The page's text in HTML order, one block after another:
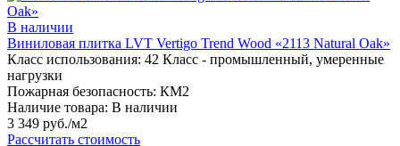
В наличии
Виниловая плитка LVT Vertigo Trend Wood «2113 Natural Oak»
Класс использования: 42 Класс - промышленный, умеренные
нагрузки
Пожарная безопасность: КМ2
Наличие товара: В наличии
3 349 руб./м2
Рассчитать стоимость